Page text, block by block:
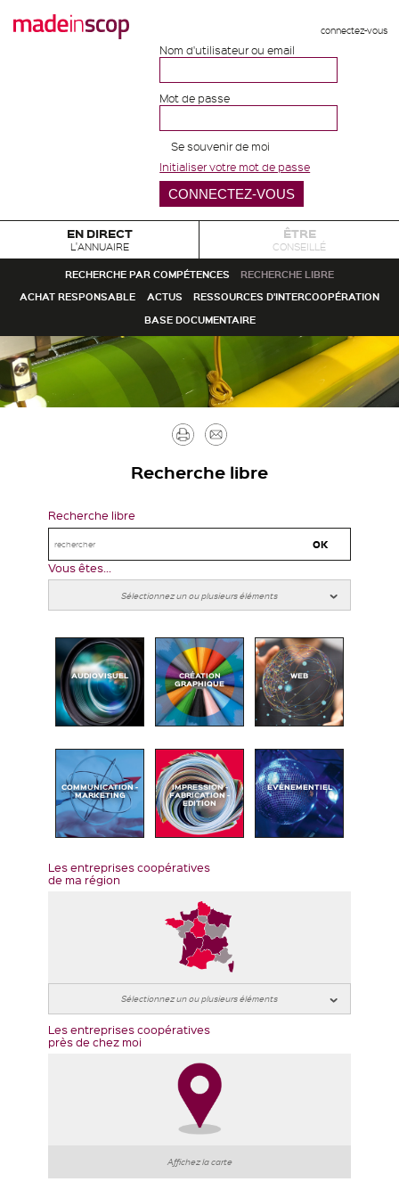
connectez-vous
Nom d'utilisateur ou email
Mot de passe
Se souvenir de moi
Initialiser votre mot de passe
EN DIRECT
L'ANNUAIRE
ÊTRE
CONSEILLÉ
RECHERCHE PAR COMPÉTENCES
RECHERCHE LIBRE
ACHAT RESPONSABLE
ACTUS
RESSOURCES D'INTERCOOPÉRATION
BASE DOCUMENTAIRE
Imprimer
Recherche libre
Recherche libre
Vous êtes...
AUDIOVISUEL CRÉATION
GRAPHIQUE
WEB
COMMUNICATION -
MARKETING
IMPRESSION -
FABRICATION -
EDITION
ÉVÉNEMENTIEL
Les entreprises coopératives
de ma région
Les entreprises coopératives
près de chez moi
Affichez la carte